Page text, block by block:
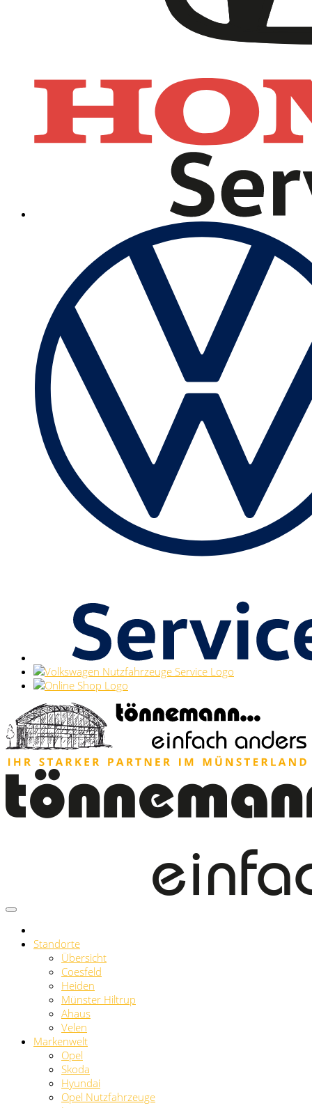
Standorte
Übersicht
Coesfeld
Heiden
Münster Hiltrup
Ahaus
Velen
Markenwelt
Opel
Skoda
Hyundai
Opel Nutzfahrzeuge